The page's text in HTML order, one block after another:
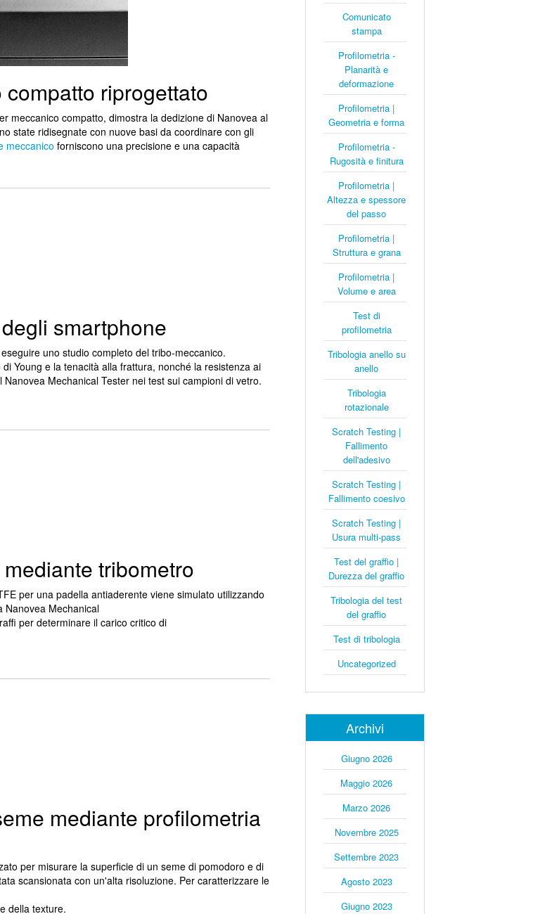
riprogettato
meccanico compatto, dimostra la dedizione di Nanovea al
state ridisegnate con nuove basi da coordinare con gli
meccanico forniscono una precisione e una capacità
smartphone
uno studio completo del tribo-meccanico.
Young e la tenacità alla frattura, nonché la resistenza ai
Mechanical Tester nei test sui campioni di vetro.
tribometro
per una padella antiaderente viene simulato utilizzando
Nanovea Mechanical
per determinare il carico critico di
mediante profilometria
per misurare la superficie di un seme di pomodoro e di
scansionata con un'alta risoluzione. Per caratterizzare le
della texture.
Comunicato
stampa
Profilometria -
Planarità e
deformazione
Profilometria |
Geometria e forma
Profilometria -
Rugosità e finitura
Profilometria |
Altezza e spessore
del passo
Profilometria |
Struttura e grana
Profilometria |
Volume e area
Test di
profilometria
Tribologia anello su
anello
Tribologia
rotazionale
Scratch Testing |
Fallimento
dell'adesivo
Scratch Testing |
Fallimento coesivo
Scratch Testing |
Usura multi-pass
Test del graffio |
Durezza del graffio
Tribologia del test
del graffio
Test di tribologia
Uncategorized
Archivi
Giugno 2026
Maggio 2026
Marzo 2026
Novembre 2025
Settembre 2023
Agosto 2023
Giugno 2023